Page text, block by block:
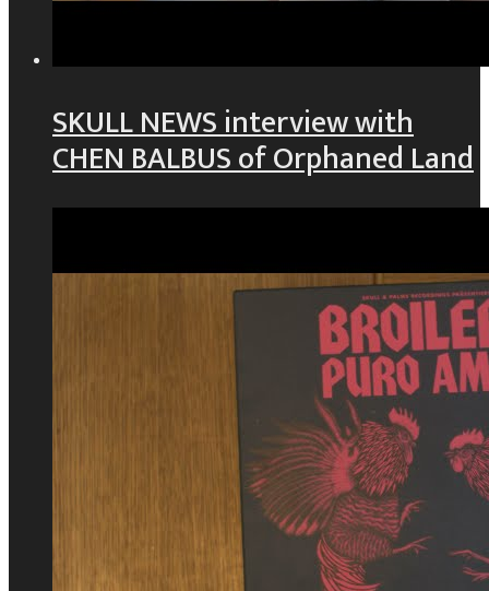
SKULL NEWS interview with
CHEN BALBUS of Orphaned Land